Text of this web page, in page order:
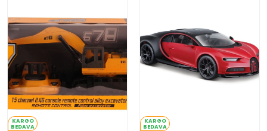
KARGO
BEDAVA
KARGO
BEDAVA